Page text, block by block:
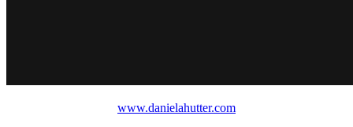
www.danielahutter.com